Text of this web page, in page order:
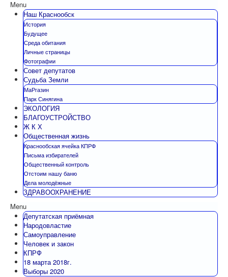
Menu
Наш Краснообск
История
Будущее
Среда обитания
Личные страницы
Фотографии
Совет депутатов
Судьба Земли
МаРгазин
Парк Синягина
ЭКОЛОГИЯ
БЛАГОУСТРОЙСТВО
Ж К Х
Общественная жизнь
Краснообская ячейка КПРФ
Письма избирателей
Общественный контроль
Отстоим нашу баню
Дела молодёжные
ЗДРАВООХРАНЕНИЕ
Menu
Депутатская приёмная
Народовластие
Самоуправление
Человек и закон
КПРФ
18 марта 2018г.
Выборы 2020